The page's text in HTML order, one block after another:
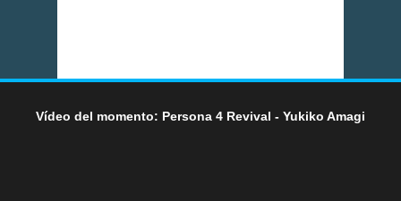
Vídeo del momento: Persona 4 Revival - Yukiko Amagi